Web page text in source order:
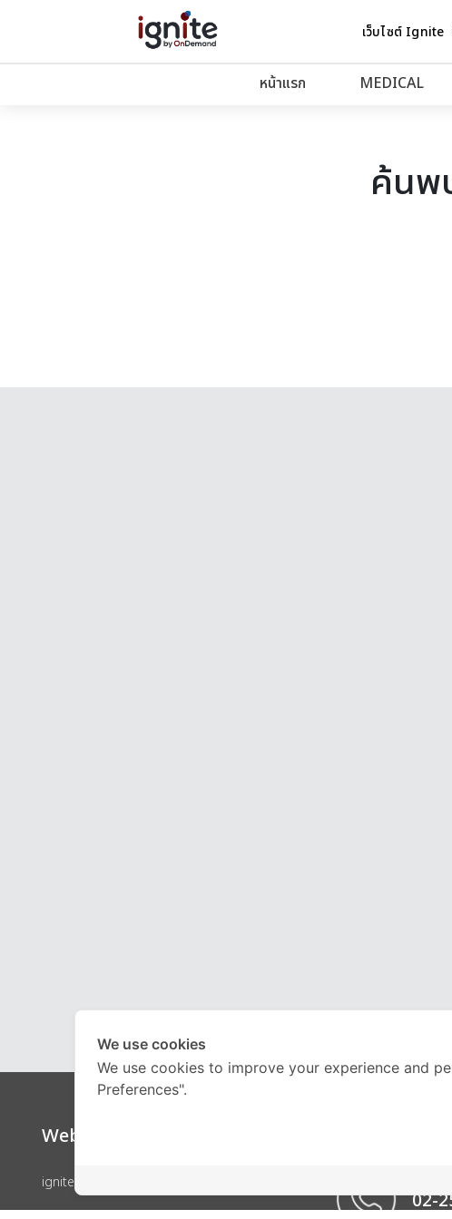
เว็บไซต์ Ignite
หน้าแรก MEDICAL
ค้นพ
Website
ignite by OnDemand
02-
We use cookies
We use cookies to improve your experience and
Preferences".